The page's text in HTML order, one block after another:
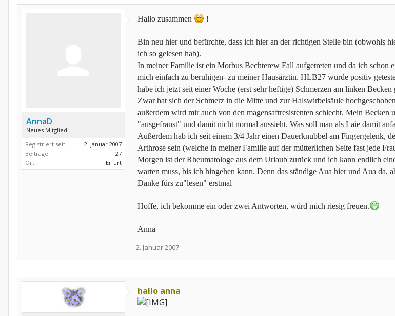
AnnaD
Neues Mitglied
Registriert seit:
2. Januar 2007
Beiträge:
27
Ort:
Erfurt
Hallo zusammen !
Bin neu hier und befürchte, dass ich hier an der richtigen Stelle bin (obwohls
ich so gelesen hab).
In meiner Familie ist ein Morbus Bechterew Fall aufgetreten und da ich
mich einfach zu beruhigen- zu meiner Hausärztin. HLB27 wurde positiv
habe ich jetzt seit einer Woche (erst sehr heftige) Schmerzen am linken
Zwar hat sich der Schmerz in die Mitte und zur Halswirbelsäule
außerdem wird mir auch von den magensaftresistenten schlecht. Mein
"ausgefranst" und damit nicht normal aussieht. Was soll man als Laie damit
Außerdem hab ich seit einem 3/4 Jahr einen Dauerknubbel am Fingergelenk,
Arthrose sein (welche in meiner Familie auf der mütterlichen Seite fast jede
Morgen ist der Rheumatologe aus dem Urlaub zurück und ich kann endlich
warten muss, bis ich hingehen kann. Denn das ständige Aua hier und Aua
Danke fürs zu"lesen" erstmal
Hoffe, ich bekomme ein oder zwei Antworten, würd mich riesig freuen.
Anna
2. Januar 2007
hallo anna